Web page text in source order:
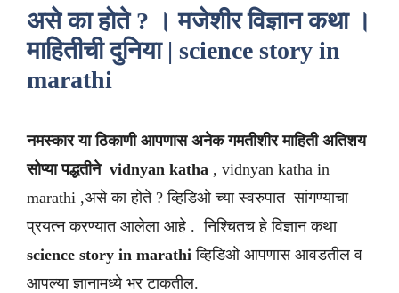
असे का होते ? । मजेशीर विज्ञान कथा ।
माहितीची दुनिया | science story in
marathi
नमस्कार या ठिकाणी आपणास अनेक गमतीशीर माहिती अतिशय
सोप्या पद्धतीने vidnyan katha , vidnyan katha in
marathi ,असे का होते ? व्हिडिओ च्या स्वरुपात सांगण्याचा
प्रयत्न करण्यात आलेला आहे . निश्चितच हे विज्ञान कथा
science story in marathiव्हिडिओ आपणास आवडतील व
आपल्या ज्ञानामध्ये भर टाकतील.